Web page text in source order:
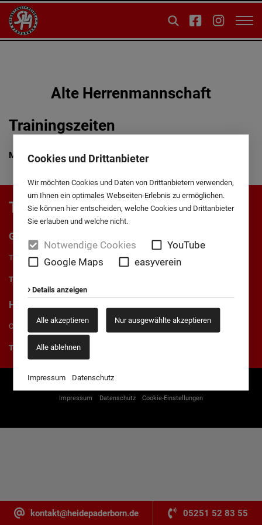
Cookies und Drittanbieter
Wir möchten Cookies und Daten von Drittanbietern verwenden,
um Ihnen ein optimales Webseiten-Erlebnis zu ermöglichen.
Sie können hier entscheiden, welche Cookies und Drittanbieter
Sie erlauben und welche nicht.
Notwendige Cookies
YouTube
Google Maps
easyverein
Details anzeigen
Alle akzeptieren Nur ausgewählte akzeptieren
Alle ablehnen
Impressum Datenschutz
Alte Herrenmannschaft
Trainingszeiten
Mittwoch19:30 - 21:00 Uhr Rothesportplatz
Trainerteam
Gottfried Rohden
Trainer Senioren
Telefon:
Hans-Georg Ilskens
Co-Trainer Senioren
Telefon: 0178 - 8041829
Impressum Datenschutz Cookie-Einstellungen
kontakt@heidepaderborn.de 05251 52 83 55